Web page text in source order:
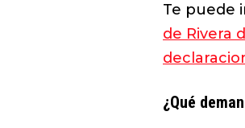
Te puede
de Rivera
¿Qué